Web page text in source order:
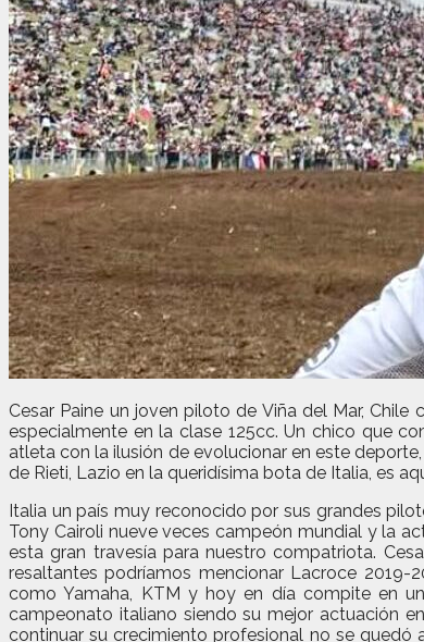
Cesar Paine un joven piloto de Viña del Mar,
especialmente en la clase 125cc. Un chico que
atleta con la ilusión de evolucionar en este
de Rieti, Lazio en la queridísima bota de Italia, es
Italia un país muy reconocido por sus grandes
Tony Cairoli nueve veces campeón mundial y la
esta gran travesía para nuestro compatriota.
resaltantes podríamos mencionar Lacroce 2019-
como Yamaha, KTM y hoy en día compite en
campeonato italiano siendo su mejor actuación
continuar su crecimiento profesional no se quedó